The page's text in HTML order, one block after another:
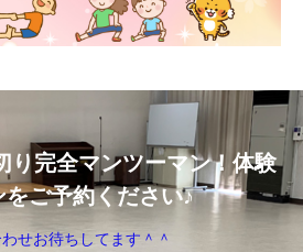
り完全マンツーマン！体験
をご予約ください♪
せお待ちしてます＾＾